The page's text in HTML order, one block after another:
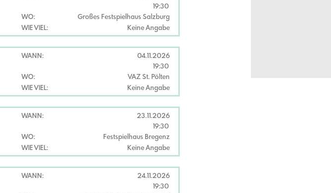
19:30
WO:
Großes Festspielhaus Salzburg
WIE VIEL:
Keine Angabe
WANN:
04.11.2026
19:30
WO:
VAZ St. Pölten
WIE VIEL:
Keine Angabe
WANN:
23.11.2026
19:30
WO:
Festspielhaus Bregenz
WIE VIEL:
Keine Angabe
WANN:
24.11.2026
19:30